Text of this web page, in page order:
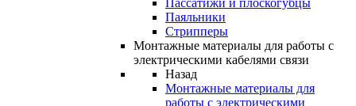
Пассатижи и плоскогубцы
Паяльники
Стрипперы
Монтажные материалы для работы с
электрическими кабелями связи
Назад
Монтажные материалы для
работы с электрическими